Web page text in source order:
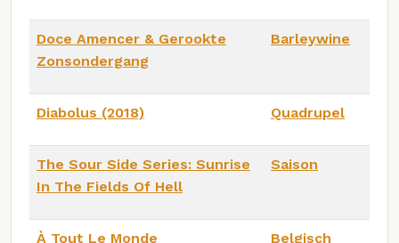
Doce Amencer & Gerookte
Zonsondergang
Barleywine
Diabolus (2018) Quadrupel
The Sour Side Series: Sunrise
In The Fields Of Hell
Saison
À Tout Le Monde
Belgisch